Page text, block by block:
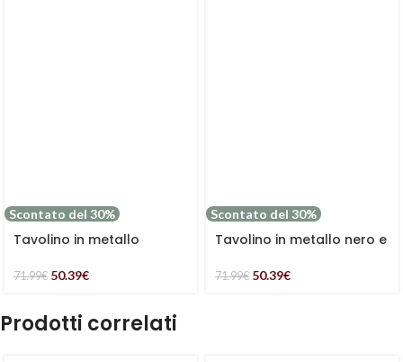
Scontato del 30%
Tavolino in metallo
71.99€ 50.39€
Scontato del 30%
Tavolino in metallo nero e
71.99€ 50.39€
Prodotti correlati